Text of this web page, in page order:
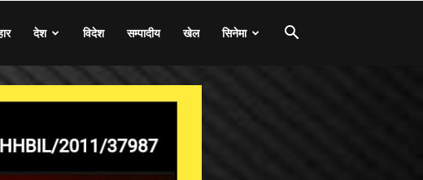
देश विदेश सम्पादीय खेल सिनेमा